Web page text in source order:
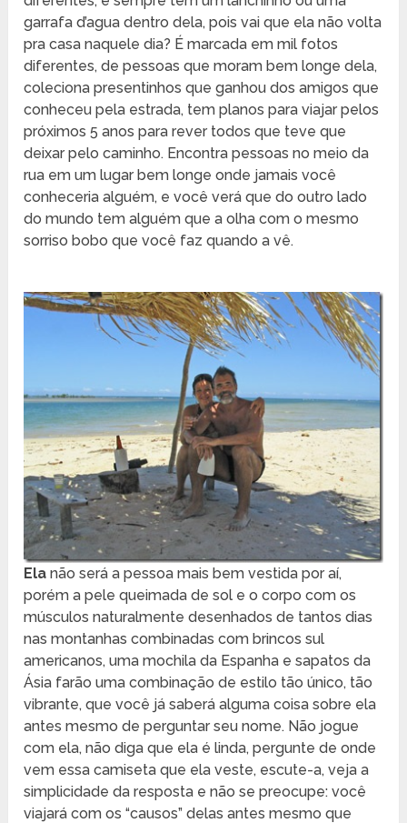
garrafa d’agua dentro dela, pois vai que ela não volta
pra casa naquele dia? É marcada em mil fotos
diferentes, de pessoas que moram bem longe dela,
coleciona presentinhos que ganhou dos amigos que
conheceu pela estrada, tem planos para viajar pelos
próximos 5 anos para rever todos que teve que
deixar pelo caminho. Encontra pessoas no meio da
rua em um lugar bem longe onde jamais você
conheceria alguém, e você verá que do outro lado
do mundo tem alguém que a olha com o mesmo
sorriso bobo que você faz quando a vê.
Ela não será a pessoa mais bem vestida por aí,
porém a pele queimada de sol e o corpo com os
músculos naturalmente desenhados de tantos dias
nas montanhas combinadas com brincos sul
americanos, uma mochila da Espanha e sapatos da
Ásia farão uma combinação de estilo tão único, tão
vibrante, que você já saberá alguma coisa sobre ela
antes mesmo de perguntar seu nome. Não jogue
com ela, não diga que ela é linda, pergunte de onde
vem essa camiseta que ela veste, escute-a, veja a
simplicidade da resposta e não se preocupe: você
viajará com os “causos” delas antes mesmo que